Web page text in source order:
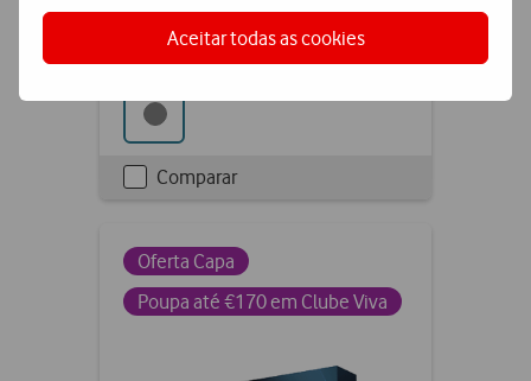
Aceitar todas as cookies
128 GB
Checkbox
Comparar
Oferta Capa
Poupa até €170 em Clube Viva